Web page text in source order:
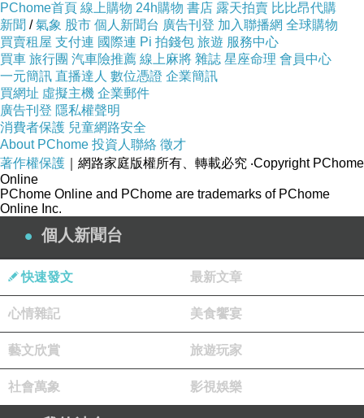
PChome首頁 線上購物 24h購物 書店 露天拍賣 比比昂代購
新聞 /氣象 股市 個人新聞台 廣告刊登 加入聯播網 全球購物
買賣租屋 支付連 國際連 Pi 拍錢包 旅遊 服務中心
買車 旅行團 汽車險推薦 線上麻將 雜誌 星座命理 會員中心
一元簡訊 直播達人 數位憑證 企業簡訊
買網址 虛擬主機 企業郵件
廣告刊登 隱私權聲明
消費者保護 兒童網路安全
About PChome 投資人聯絡 徵才
著作權保護 ｜網路家庭版權所有、轉載必究 ‧Copyright PChome
Online
PChome Online and PChome are trademarks of PChome
Online Inc.
個人新聞台
快速發文 最新文章
心情雜記 美食饗宴
藝文欣賞 旅遊玩家
社會萬象 影視娛樂